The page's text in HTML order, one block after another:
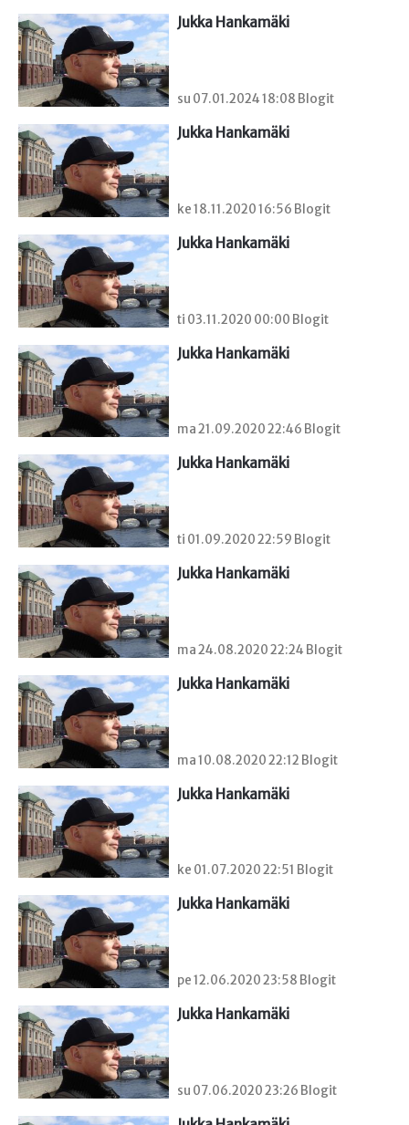
Jukka Hankamäki
su 07.01.2024 18:08 Blogit
Jukka Hankamäki
ke 18.11.2020 16:56 Blogit
Jukka Hankamäki
ti 03.11.2020 00:00 Blogit
Jukka Hankamäki
ma 21.09.2020 22:46 Blogit
Jukka Hankamäki
ti 01.09.2020 22:59 Blogit
Jukka Hankamäki
ma 24.08.2020 22:24 Blogit
Jukka Hankamäki
ma 10.08.2020 22:12 Blogit
Jukka Hankamäki
ke 01.07.2020 22:51 Blogit
Jukka Hankamäki
pe 12.06.2020 23:58 Blogit
Jukka Hankamäki
su 07.06.2020 23:26 Blogit